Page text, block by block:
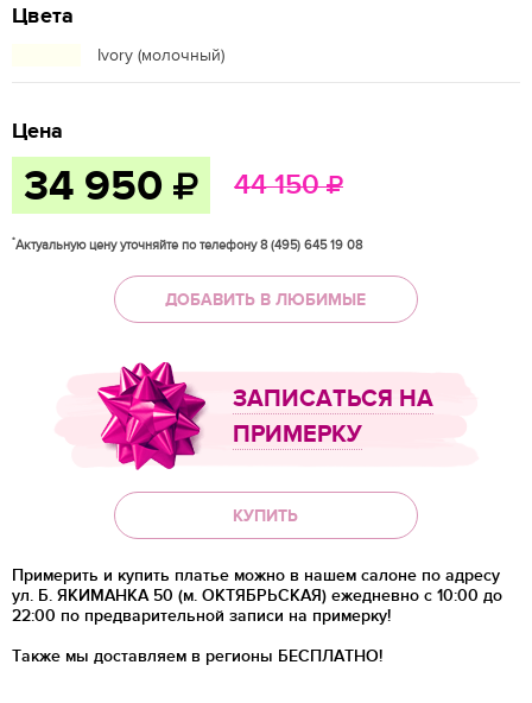
Цвета
Ivory (молочный)
Цена
34 950 44 150
*Актуальную цену уточняйте по телефону 8 (495) 645 19 08
ДОБАВИТЬ В ЛЮБИМЫЕ
ЗАПИСАТЬСЯ НА
ПРИМЕРКУ
КУПИТЬ
Примерить и купить платье можно в нашем салоне по адресу
ул. Б. ЯКИМАНКА 50 (м. ОКТЯБРЬСКАЯ) ежедневно с 10:00 до
22:00 по предварительной записи на примерку!
Также мы доставляем в регионы БЕСПЛАТНО!